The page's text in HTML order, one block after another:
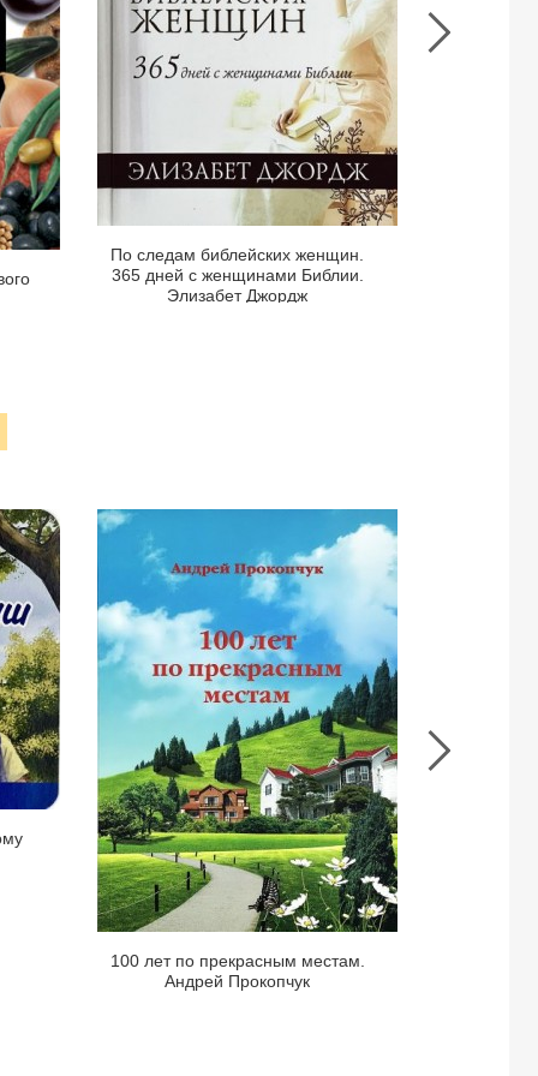
По следам библейских женщин.
365 дней с женщинами Библии.
Элизабет Джордж
с
женщинами
Элизабет
Джордж
книги
100 лет по прекрасным местам.
Андрей Прокопчук
100
лет
по
прекрасным
местам.
Андрей
Прокопчук